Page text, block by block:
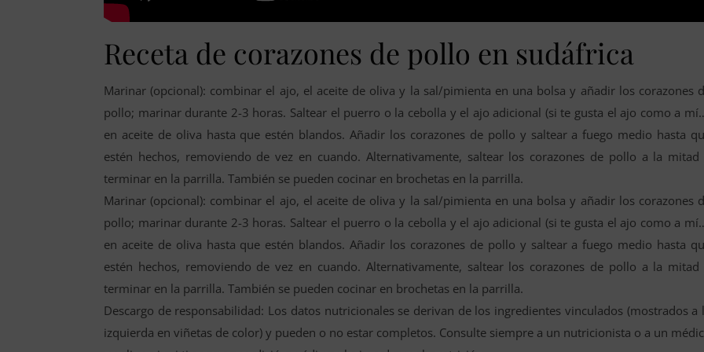
Receta de corazones de pollo en sudáfrica
Marinar (opcional): combinar el ajo, el aceite de oliva y la sal/pimienta en una bolsa y añadir los corazones
pollo; marinar durante 2-3 horas. Saltear el puerro o la cebolla y el ajo adicional (si te gusta el ajo como a
en aceite de oliva hasta que estén blandos. Añadir los corazones de pollo y saltear a fuego medio hasta
estén hechos, removiendo de vez en cuando. Alternativamente, saltear los corazones de pollo a la mitad
terminar en la parrilla. También se pueden cocinar en brochetas en la parrilla.
Marinar (opcional): combinar el ajo, el aceite de oliva y la sal/pimienta en una bolsa y añadir los corazones
pollo; marinar durante 2-3 horas. Saltear el puerro o la cebolla y el ajo adicional (si te gusta el ajo como a
en aceite de oliva hasta que estén blandos. Añadir los corazones de pollo y saltear a fuego medio hasta
estén hechos, removiendo de vez en cuando. Alternativamente, saltear los corazones de pollo a la mitad
terminar en la parrilla. También se pueden cocinar en brochetas en la parrilla.
Descargo de responsabilidad: Los datos nutricionales se derivan de los ingredientes vinculados (mostrados a
izquierda en viñetas de color) y pueden o no estar completos. Consulte siempre a un nutricionista o a un